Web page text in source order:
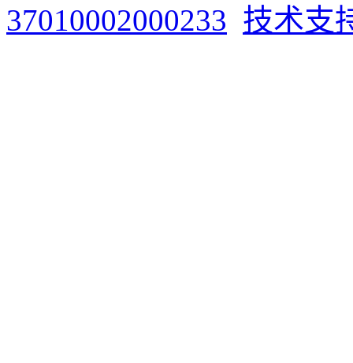
37010002000233 技术支